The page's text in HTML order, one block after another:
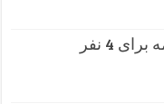
4 نفر